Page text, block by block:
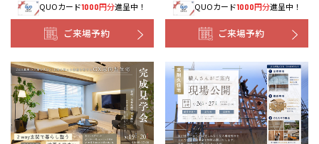
QUOカード1000円分進呈中！
ご来場予約
QUOカード1000円分進呈中！
ご来場予約